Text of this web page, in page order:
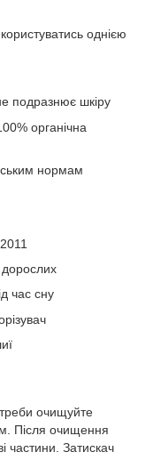
однією
подразнює шкіру
органічна
нормам
час сну
очищуйте
Після очищення
частини. Затискач